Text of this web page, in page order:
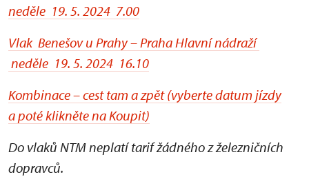
neděle 19. 5. 2024 7.00
Vlak Benešov u Prahy – Praha Hlavní nádraží
neděle 19. 5. 2024 16.10
Kombinace – cest tam a zpět (vyberte datum jízdy
a poté klikněte na Koupit)
Do vlaků NTM neplatí tarif žádného z železničních
dopravců.